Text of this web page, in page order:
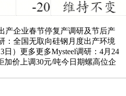
产企业春节停复产调研及节后产
：全国无取向硅钢月度出产环境
日）更多更多Mysteel调研：4月24
加价上调30元/吨今日期螺高位企